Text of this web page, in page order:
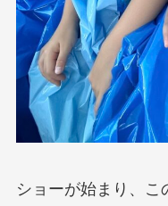
ショーが始まり、こ